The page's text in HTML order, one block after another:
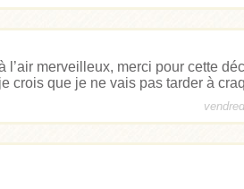
l’air merveilleux, merci pour cette
crois que je ne vais pas tarder à